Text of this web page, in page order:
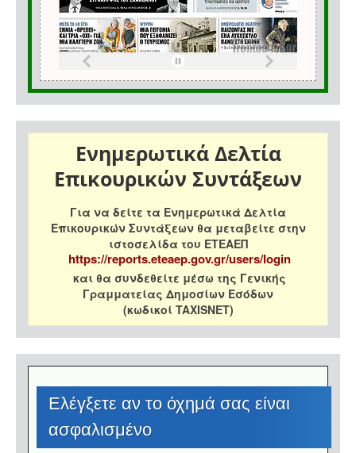
Ενημερωτικά Δελτία
Επικουρικών Συντάξεων
Για να δείτε τα Ενημερωτικά Δελτία
Επικουρικών Συντάξεων θα μεταβείτε στην
ιστοσελίδα του ΕΤΕΑΕΠ
https://reports.eteaep.gov.gr/users/login
και θα συνδεθείτε μέσω της Γενικής
Γραμματείας Δημοσίων Εσόδων
(κωδικοί TAXISNET)
Eλέγξετε αν το όχημά σας είναι
ασφαλισμένο